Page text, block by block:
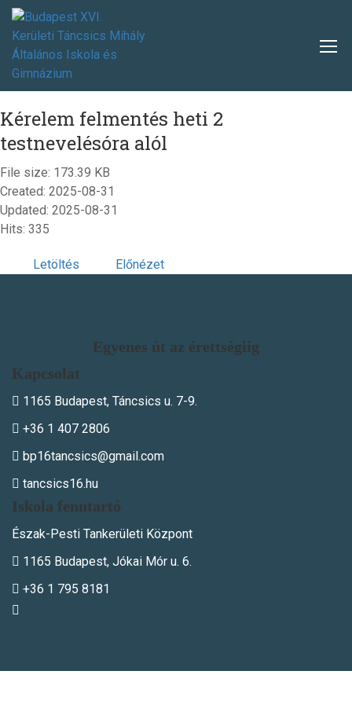
Kérelem felmentés heti 2
testnevelésóra alól
File size: 173.39 KB
Created: 2025-08-31
Updated: 2025-08-31
Hits: 335
Letöltés Előnézet
Egyenes út az érettségiig
Kapcsolat
1165 Budapest, Táncsics u. 7-9.
+36 1 407 2806
bp16tancsics@gmail.com
tancsics16.hu
Iskola fenntartó
Észak-Pesti Tankerületi Központ
1165 Budapest, Jókai Mór u. 6.
+36 1 795 8181